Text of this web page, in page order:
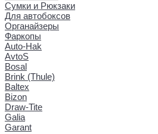
Сумки и Рюкзаки
Для автобоксов
Органайзеры
Фаркопы
Auto-Hak
AvtoS
Bosal
Brink (Thule)
Baltex
Bizon
Draw-Tite
Galia
Garant